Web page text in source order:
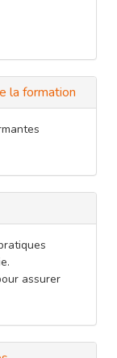
la formation
assurer